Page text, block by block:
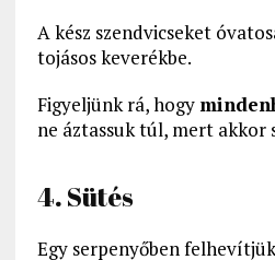
A kész szendvicseket
tojásos keverékbe.
Figyeljünk rá, hogy
ne áztassuk túl, mert akkor
4. Sütés
Egy serpenyőben